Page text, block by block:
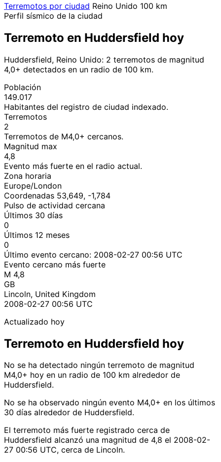
Terremotos por ciudad Reino Unido 100 km
Perfil sísmico de la ciudad
Terremoto en Huddersfield hoy
Huddersfield, Reino Unido: 2 terremotos de magnitud
4,0+ detectados en un radio de 100 km.
Población
149.017
Habitantes del registro de ciudad indexado.
Terremotos
2
Terremotos de M4,0+ cercanos.
Magnitud max
4,8
Evento más fuerte en el radio actual.
Zona horaria
Europe/London
Coordenadas 53,649, -1,784
Pulso de actividad cercana
Últimos 30 días
0
Últimos 12 meses
0
Último evento cercano: 2008-02-27 00:56 UTC
Evento cercano más fuerte
M 4,8
GB
Lincoln, United Kingdom
2008-02-27 00:56 UTC
Actualizado hoy
Terremoto en Huddersfield hoy
No se ha detectado ningún terremoto de magnitud
M4,0+ hoy en un radio de 100 km alrededor de
Huddersfield.
No se ha observado ningún evento M4,0+ en los últimos
30 días alrededor de Huddersfield.
El terremoto más fuerte registrado cerca de
Huddersfield alcanzó una magnitud de 4,8 el 2008-02-
27 00:56 UTC, cerca de Lincoln.